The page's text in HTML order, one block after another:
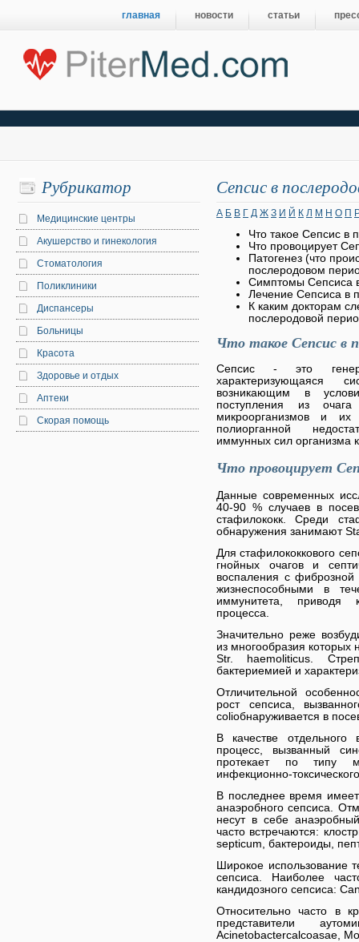
главная новости статьи
Сепсис в
А Б В Г Д Ж З И Й К Л М Н О П
Что такое Сепсис в
Что провоцирует
Патогенез (что
послеродовом
Симптомы Сепсиса
Лечение Сепсиса в
К каким докторам
послеродовой
Что такое Сепсис в
Сепсис - это
характеризующаяся
возникающим в
поступления из
микроорганизмов и
полиорганной
иммунных сил организма
Что провоцирует
Данные современных
40-90 % случаев в
стафилококк. Среди
обнаружения занимают
Для стафилококкового
гнойных очагов и
воспаления с фиброзной
жизнеспособными в
иммунитета, приводя к
процесса.
Значительно реже
из многообразия которых
Str. haemoliticus.
бактериемией и
Отличительной
рост сепсиса,
coliобнаруживается в
В качестве
процесс, вызванный
протекает по типу
инфекционно-
В последнее время
анаэробного сепсиса.
несут в себе
часто встречаются:
septicum, бактероиды,
Широкое использование
сепсиса. Наиболее
кандидозного сепсиса:
Относительно часто в
представители
Acinetobactercalcoasae,
Рубрикатор
Медицинские центры
Акушерство и гинекология
Стоматология
Поликлиники
Диспансеры
Больницы
Красота
Здоровье и отдых
Аптеки
Скорая помощь